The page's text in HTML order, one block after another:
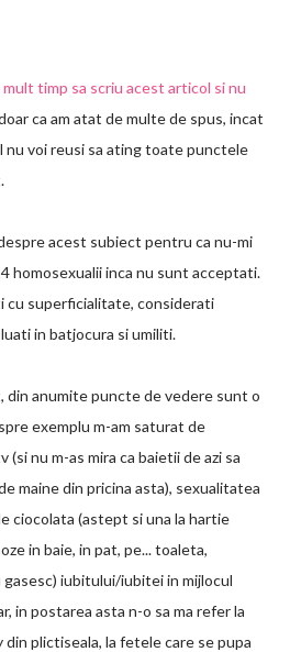
timp sa scriu acest articol si nu
ca am atat de multe de spus, incat
nu voi reusi sa ating toate punctele
acest subiect pentru ca nu-mi
homosexualii inca nu sunt acceptati.
cu superficialitate, considerati
in batjocura si umiliti.
din anumite puncte de vedere sunt o
exemplu m-am saturat de
(si nu m-as mira ca baietii de azi sa
maine din pricina asta), sexualitatea
ciocolata (astept si una la hartie
in baie, in pat, pe... toaleta,
iubitului/iubitei in mijlocul
in postarea asta n-o sa ma refer la
plictiseala, la fetele care se pupa